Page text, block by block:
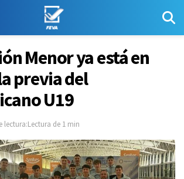
Menor ya está en
previa del
U19
lectura:Lectura de 1 min